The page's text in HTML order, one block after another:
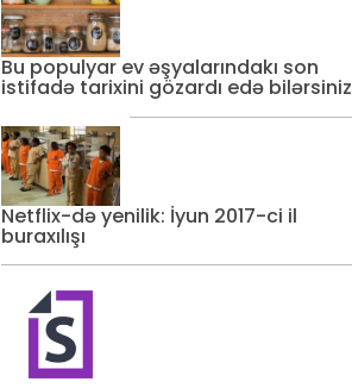
Bu populyar ev əşyalarındakı son
istifadə tarixini gözardı edə bilərsiniz
Netflix-də yenilik: İyun 2017-ci il
buraxılışı